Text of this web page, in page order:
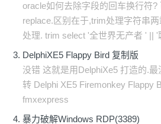
oracle如何去除字段的回车换行符?
replace.区别在于,trim处理字符串
处理. trim select '全世界无产者 ' || '
DelphiXE5 Flappy Bird 复制版
没错 这就是用DelphiXe5 打造的.
转 Delphi XE5 Firemonkey Flappy
fmxexpress
暴力破解Windows RDP(3389)